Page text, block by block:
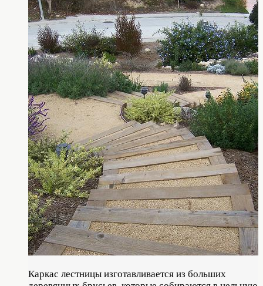
Каркас лестницы изготавливается из больших